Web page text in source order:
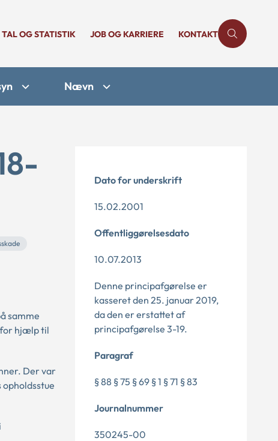
TAL OG STATISTIK JOB OG KARRIERE KONTAKT
Nævn
samme
for hjælp til
Der var
Dato for underskrift
15.02.2001
Offentliggørelsesdato
10.07.2013
Denne principafgørelse er
kasseret den 25. januar 2019,
da den er erstattet af
principafgørelse 3-19.
Paragraf
§ 88 § 75 § 69 § 1 § 71 § 83
Journalnummer
350245-00